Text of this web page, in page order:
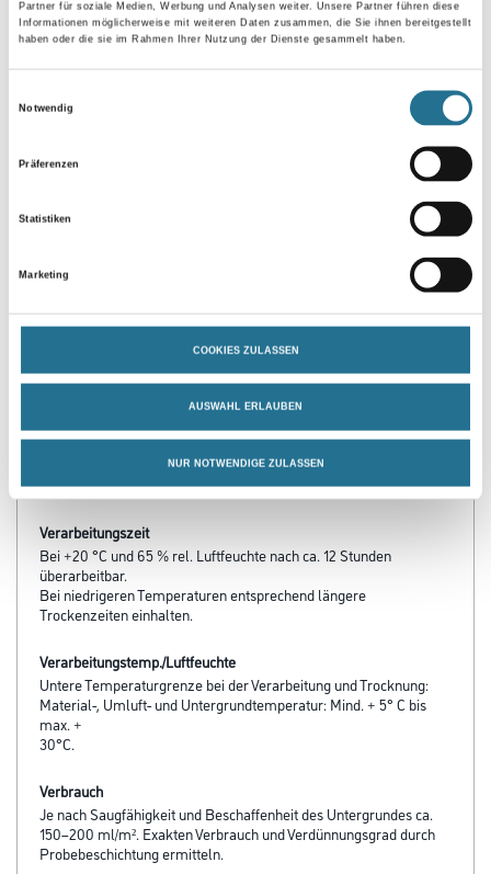
Partner für soziale Medien, Werbung und Analysen weiter. Unsere Partner führen diese
Informationen möglicherweise mit weiteren Daten zusammen, die Sie ihnen bereitgestellt
haben oder die sie im Rahmen Ihrer Nutzung der Dienste gesammelt haben.
Notwendig
Präferenzen
Statistiken
Marketing
COOKIES ZULASSEN
AUSWAHL ERLAUBEN
NUR NOTWENDIGE ZULASSEN
Umrechnungsfaktoren
- Offenzeit verlängernd für Folgeanstriche
- Griffig, speziell auf dünnem Gipsspachtel
- Verkieselungsfähige Grundbeschichtung
Verarbeitungszeit
Bei +20 °C und 65 % rel. Luftfeuchte nach ca. 12 Stunden
überarbeitbar.
Bei niedrigeren Temperaturen entsprechend längere
Trockenzeiten einhalten.
Verarbeitungstemp./Luftfeuchte
Untere Temperaturgrenze bei der Verarbeitung und Trocknung:
Material-, Umluft- und Untergrundtemperatur: Mind. + 5° C bis
max. +
30°C.
Verbrauch
Je nach Saugfähigkeit und Beschaffenheit des Untergrundes ca.
150–200 ml/m². Exakten Verbrauch und Verdünnungsgrad durch
Probebeschichtung ermitteln.